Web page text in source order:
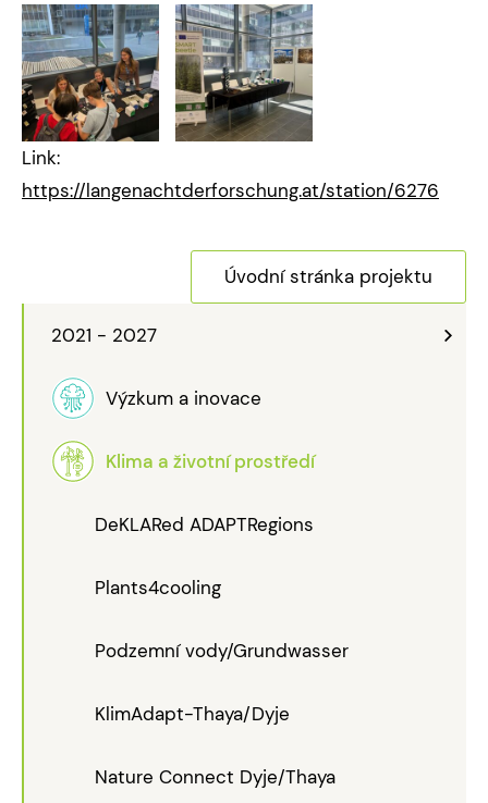
2021 - 2027
Výzkum a inovace
Klima a životní prostředí
DeKLARed ADAPTRegions
Plants4cooling
Podzemní vody/Grundwasser
KlimAdapt-Thaya/Dyje
Nature Connect Dyje/Thaya
Link:
https://langenachtderforschung.at/station/6276
Úvodní stránka projektu